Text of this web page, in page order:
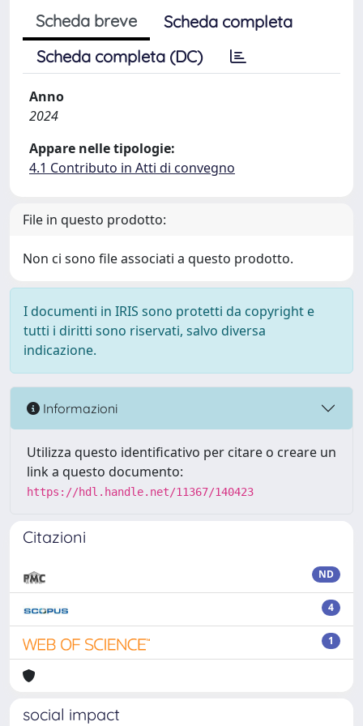
Scheda breve
Scheda completa
Scheda completa (DC)
Anno
2024
Appare nelle tipologie:
4.1 Contributo in Atti di convegno
File in questo prodotto:
Non ci sono file associati a questo prodotto.
I documenti in IRIS sono protetti da copyright e
tutti i diritti sono riservati, salvo diversa
indicazione.
Informazioni
Utilizza questo identificativo per citare o creare un
link a questo documento:
https://hdl.handle.net/11367/140423
Citazioni
ND
4
1
social impact